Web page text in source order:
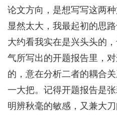
论文方向，是想写写这两种
显然太大，我最起初的思
大约看我实在是兴头头的
气所写出的开题报告里，
的，意在分析二者的耦合
一大把。记得开题报告是
明辨秋毫的敏感，又兼大